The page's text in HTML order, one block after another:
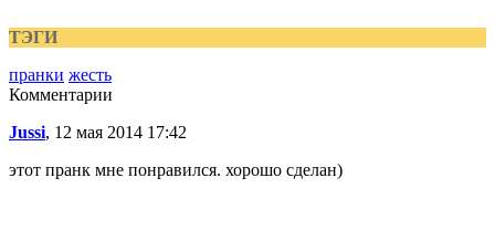
ТЭГИ
пранки жесть
Комментарии
Jussi, 12 мая 2014 17:42
этот пранк мне понравился. хорошо сделан)